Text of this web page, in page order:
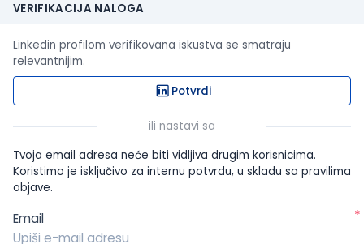
VERIFIKACIJA NALOGA
Linkedin profilom verifikovana iskustva se smatraju
relevantnijim.
Potvrdi
ili nastavi sa
Tvoja email adresa neće biti vidljiva drugim korisnicima.
Koristimo je isključivo za internu potvrdu, u skladu sa pravilima
objave.
Email *